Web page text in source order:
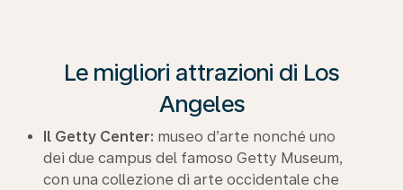
Le migliori attrazioni di Los
Angeles
Il Getty Center: museo d’arte nonché uno
dei due campus del famoso Getty Museum,
con una collezione di arte occidentale che